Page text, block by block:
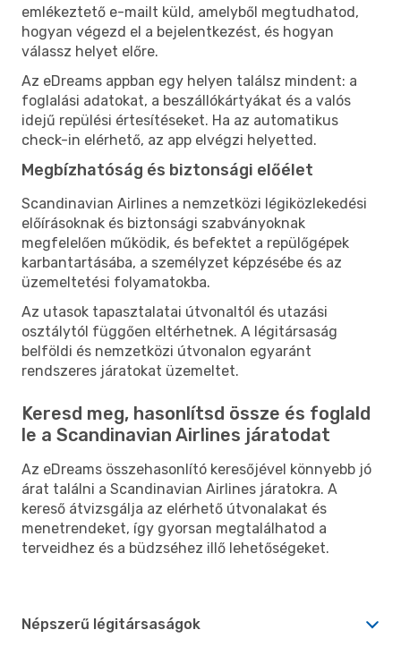
emlékeztető e-mailt küld, amelyből megtudhatod,
hogyan végezd el a bejelentkezést, és hogyan
válassz helyet előre.
Az eDreams appban egy helyen találsz mindent: a
foglalási adatokat, a beszállókártyákat és a valós
idejű repülési értesítéseket. Ha az automatikus
check-in elérhető, az app elvégzi helyetted.
Megbízhatóság és biztonsági előélet
Scandinavian Airlines a nemzetközi légiközlekedési
előírásoknak és biztonsági szabványoknak
megfelelően működik, és befektet a repülőgépek
karbantartásába, a személyzet képzésébe és az
üzemeltetési folyamatokba.
Az utasok tapasztalatai útvonaltól és utazási
osztálytól függően eltérhetnek. A légitársaság
belföldi és nemzetközi útvonalon egyaránt
rendszeres járatokat üzemeltet.
Keresd meg, hasonlítsd össze és foglald
le a Scandinavian Airlines járatodat
Az eDreams összehasonlító keresőjével könnyebb jó
árat találni a Scandinavian Airlines járatokra. A
kereső átvizsgálja az elérhető útvonalakat és
menetrendeket, így gyorsan megtalálhatod a
terveidhez és a büdzséhez illő lehetőségeket.
Népszerű légitársaságok